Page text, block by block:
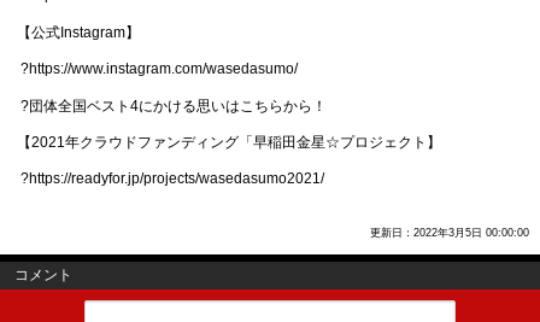
【公式Instagram】
?https://www.instagram.com/wasedasumo/
?団体全国ベスト4にかける思いはこちらから！
【2021年クラウドファンディング「早稲田金星☆プロジェクト】
?https://readyfor.jp/projects/wasedasumo2021/
更新日：2022年3月5日 00:00:00
コメント